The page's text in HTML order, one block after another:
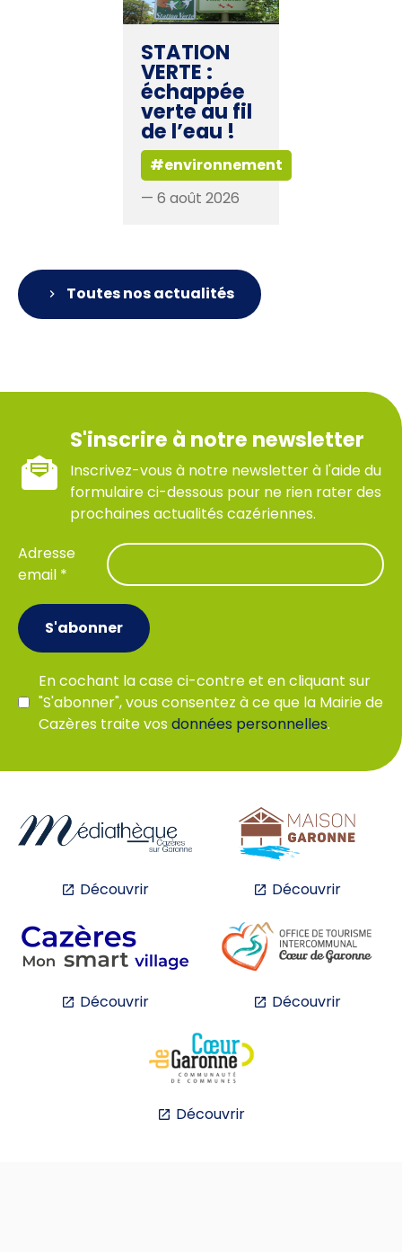
STATION
VERTE :
échappée
verte au fil
de l’eau !
#environnement
— 6 août 2026
Toutes nos actualités
S'inscrire à notre newsletter
Inscrivez-vous à notre newsletter à l'aide du
formulaire ci-dessous pour ne rien rater des
prochaines actualités cazériennes.
Adresse
email *
En cochant la case ci-contre et en cliquant sur
"S'abonner", vous consentez à ce que la Mairie de
Cazères traite vosdonnées personnelles.
S'abonner
Découvrir Découvrir
Découvrir Découvrir
Découvrir